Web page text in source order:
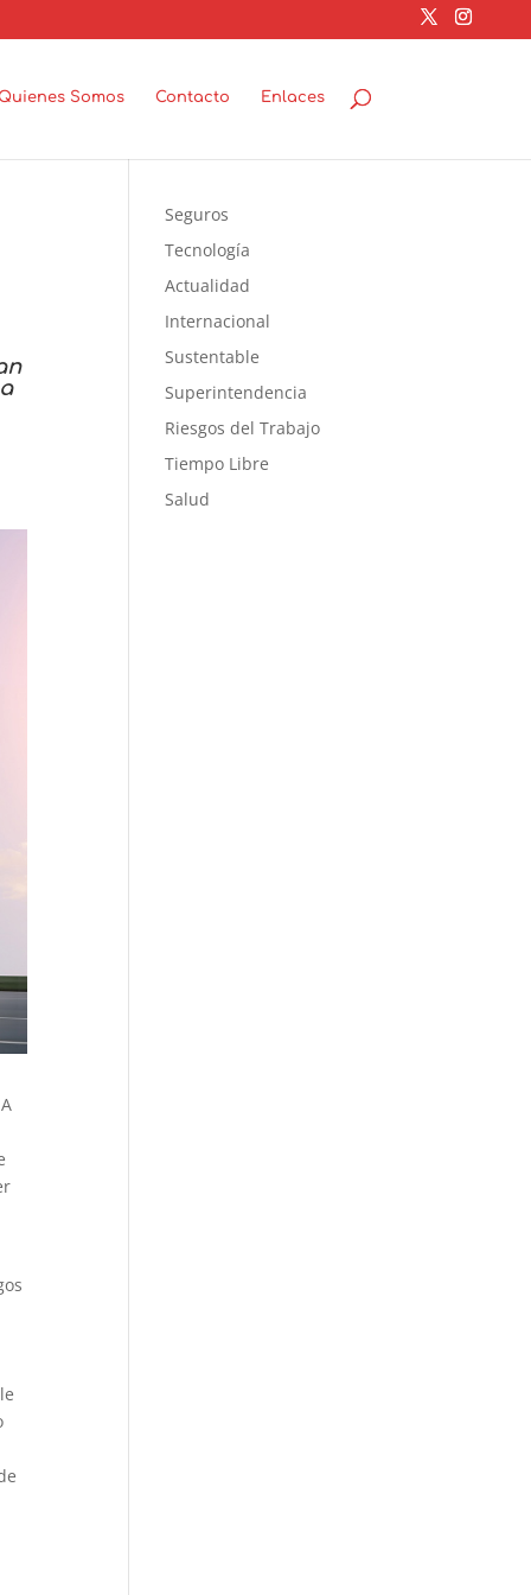
Somos Contacto Enlaces
Seguros
Tecnología
Actualidad
Internacional
Sustentable
Superintendencia
Riesgos del Trabajo
Tiempo Libre
Salud